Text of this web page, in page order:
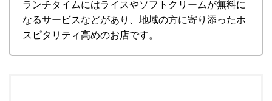
ランチタイムにはライスやソフトクリームが無料に
なるサービスなどがあり、地域の方に寄り添ったホ
スピタリティ高めのお店です。